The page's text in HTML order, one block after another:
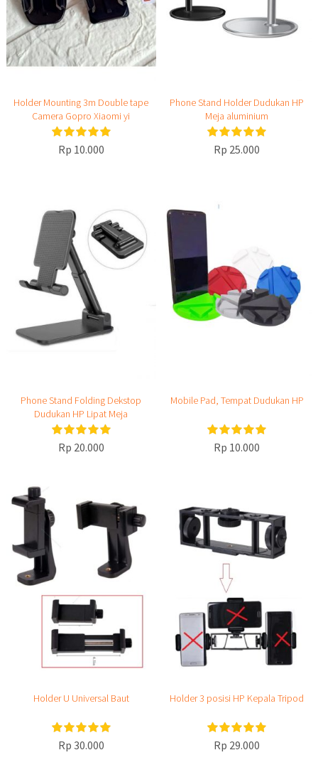
Holder Mounting 3m Double tape
Camera Gopro Xiaomi yi
Rp 10.000
Phone Stand Holder Dudukan HP
Meja aluminium
Rp 25.000
Phone Stand Folding Dekstop
Dudukan HP Lipat Meja
Rp 20.000
Mobile Pad, Tempat Dudukan HP
Rp 10.000
Holder U Universal Baut
Rp 30.000
Holder 3 posisi HP Kepala Tripod
Rp 29.000